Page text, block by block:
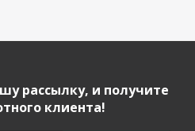
рассылку, и получите
клиента!